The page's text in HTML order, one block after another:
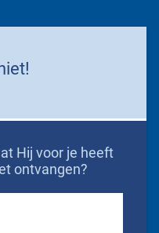
Hij voor je heeft
ontvangen?